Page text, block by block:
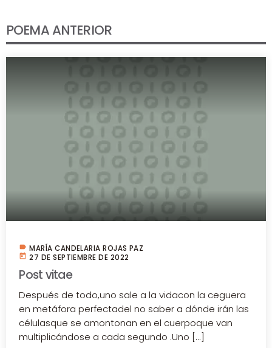
POEMA ANTERIOR
label MARÍA CANDELARIA ROJAS PAZ
today 27 DE SEPTIEMBRE DE 2022
Post vitae
Después de todo,uno sale a la vidacon la ceguera
en metáfora perfectadel no saber a dónde irán las
célulasque se amontonan en el cuerpoque van
multiplicándose a cada segundo .Uno [...]